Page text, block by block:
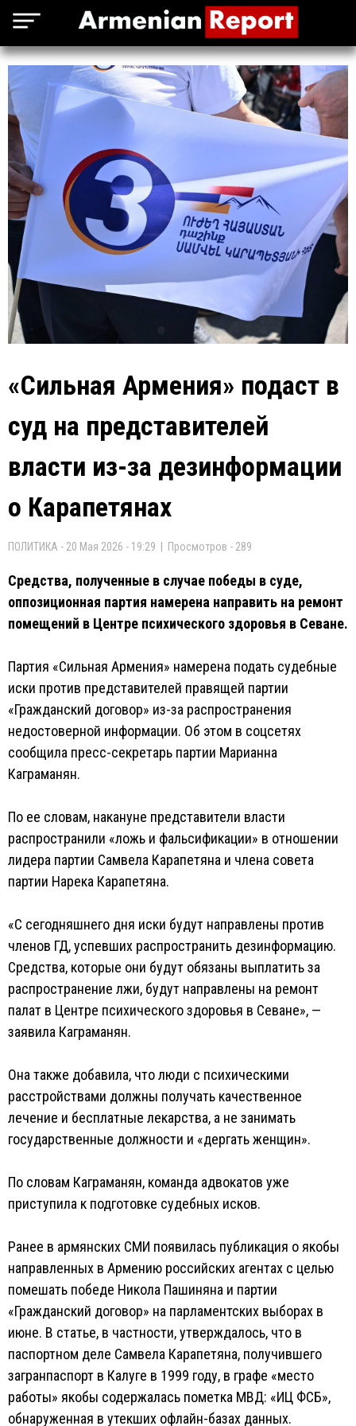
«Сильная Армения» подаст в
суд на представителей
власти из-за дезинформации
о Карапетянах
ПОЛИТИКА - 20 Мая 2026 - 19:29 | Просмотров - 289
Средства, полученные в случае победы в суде,
оппозиционная партия намерена направить на ремонт
помещений в Центре психического здоровья в Севане.
Партия «Сильная Армения» намерена подать судебные
иски против представителей правящей партии
«Гражданский договор» из-за распространения
недостоверной информации. Об этом в соцсетях
сообщила пресс-секретарь партии Марианна
Каграманян.
По ее словам, накануне представители власти
распространили «ложь и фальсификации» в отношении
лидера партии Самвела Карапетяна и члена совета
партии Нарека Карапетяна.
«С сегодняшнего дня иски будут направлены против
членов ГД, успевших распространить дезинформацию.
Средства, которые они будут обязаны выплатить за
распространение лжи, будут направлены на ремонт
палат в Центре психического здоровья в Севане», —
заявила Каграманян.
Она также добавила, что люди с психическими
расстройствами должны получать качественное
лечение и бесплатные лекарства, а не занимать
государственные должности и «дергать женщин».
По словам Каграманян, команда адвокатов уже
приступила к подготовке судебных исков.
Ранее в армянских СМИ появилась публикация о якобы
направленных в Армению российских агентах с целью
помешать победе Никола Пашиняна и партии
«Гражданский договор» на парламентских выборах в
июне. В статье, в частности, утверждалось, что в
паспортном деле Самвела Карапетяна, получившего
загранпаспорт в Калуге в 1999 году, в графе «место
работы» якобы содержалась пометка МВД: «ИЦ ФСБ»,
обнаруженная в утекших офлайн-базах данных.